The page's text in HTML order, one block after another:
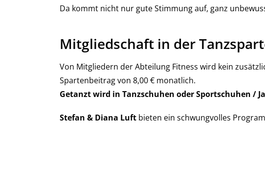
Da kommt nicht nur gute Stimmung auf, ganz
Mitgliedschaft in der
Von Mitgliedern der Abteilung Fitness wird kein
Spartenbeitrag von 8,00 € monatlich.
Getanzt wird in Tanzschuhen oder Sportschuhen /
Stefan & Diana Luft bieten ein schwungvolles